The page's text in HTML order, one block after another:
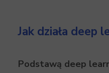
Jak działa deep
Podstawą deep